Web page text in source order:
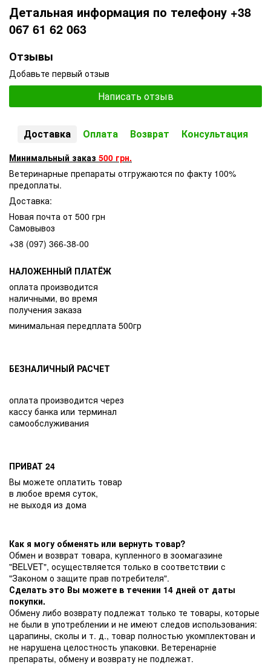
Детальная информация по телефону +38
067 61 62 063
Отзывы
Добавьте первый отзыв
Написать отзыв
Доставка Оплата Возврат Консультация
Минимальный заказ 500 грн.
Ветеринарные препараты отгружаются по факту 100%
предоплаты.
Доставка:
Новая почта от 500 грн
Самовывоз
+38 (097) 366-38-00
НАЛОЖЕННЫЙ ПЛАТЁЖ
оплата производится
наличными, во время
получения заказа
минимальная передплата 500гр
БЕЗНАЛИЧНЫЙ РАСЧЕТ
оплата производится через
кассу банка или терминал
самообслуживания
ПРИВАТ 24
Вы можете оплатить товар
в любое время суток,
не выходя из дома
Как я могу обменять или вернуть товар?
Обмен и возврат товара, купленного в зоомагазине
"BELVET", осуществляется только в соответствии с
"Законом о защите прав потребителя".
Сделать это Вы можете в течении 14 дней от даты
покупки.
Обмену либо возврату подлежат только те товары, которые
не были в употреблении и не имеют следов использования:
царапины, сколы и т. д., товар полностью укомплектован и
не нарушена целостность упаковки. Ветеренарніе
препараты, обмену и возврату не подлежат.